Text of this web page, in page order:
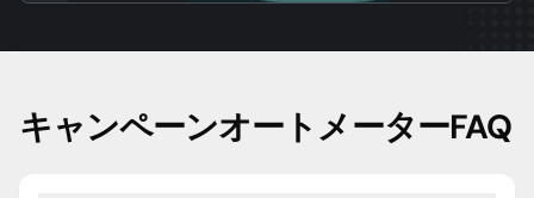
キャンペーンオートメーターFAQ